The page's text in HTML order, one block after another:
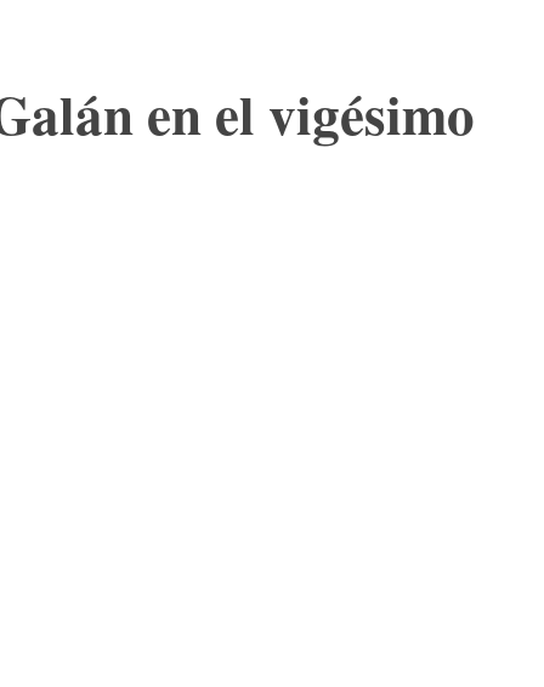
en el vigésimo